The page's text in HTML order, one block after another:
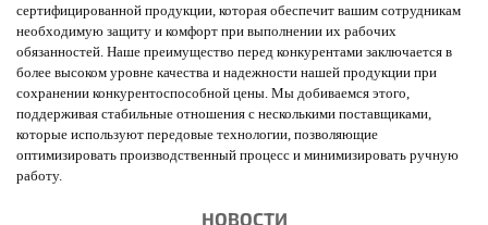
сертифицированной продукции, которая обеспечит вашим сотрудникам
необходимую защиту и комфорт при выполнении их рабочих
обязанностей. Наше преимущество перед конкурентами заключается в
более высоком уровне качества и надежности нашей продукции при
сохранении конкурентоспособной цены. Мы добиваемся этого,
поддерживая стабильные отношения с несколькими поставщиками,
которые используют передовые технологии, позволяющие
оптимизировать производственный процесс и минимизировать ручную
работу.
НОВОСТИ